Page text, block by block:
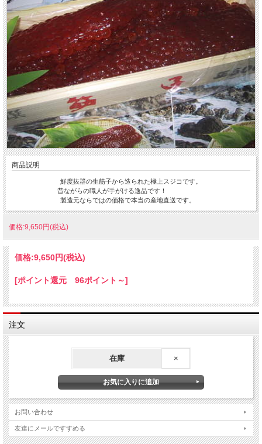
商品説明
鮮度抜群の生筋子から造られた極上スジコです。
昔ながらの職人が手がける逸品です！
製造元ならではの価格で本当の産地直送です。
価格:9,650円(税込)
価格:9,650円(税込)
[ポイント還元 96ポイント～]
注文
在庫 ×
お問い合わせ
友達にメールですすめる